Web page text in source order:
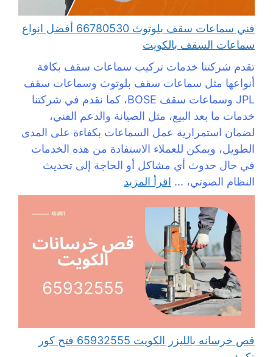
فني سماعات سقف بلوتوث 66780530 أفضل انواع
سماعات السقف بالكويت
تقدم شركتنا خدمات تركيب سماعات سقف بكافة
أنواعها مثل سماعات سقف بلوتوث وسماعات سقف
JPL وسماعات سقف BOSE، كما نقدم في شركتنا
خدمات ما بعد البيع، مثل الصيانة والدعم الفني،
لضمان استمرارية عمل السماعات بكفاءة على المدى
الطويل، ويمكن للعملاء الاستفادة من هذه الخدمات
في حال حدوث أي مشاكل أو الحاجة إلى تحديث
النظام الصوتي، ... اقرأ المزيد
قص خرسانه بالليزر الكويت 65932555 فتح كور